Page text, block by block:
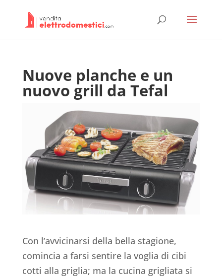
Nuove planche e un
nuovo grill da Tefal
Con l’avvicinarsi della bella stagione,
comincia a farsi sentire la voglia di cibi
cotti alla griglia; ma la cucina grigliata si